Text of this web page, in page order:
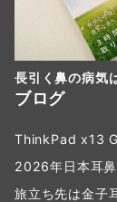
長引く鼻の病気
ブログ
ThinkPad x13
2026年日本耳
旅立ち先は金子